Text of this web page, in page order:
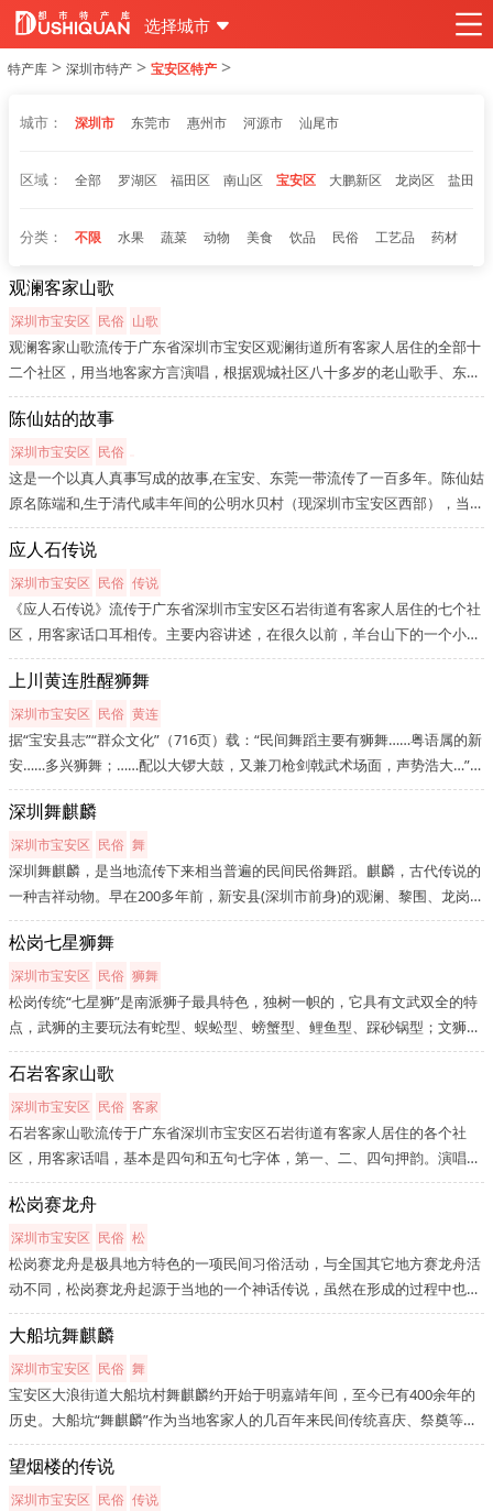
选择城市
特产库 > 深圳市特产 > 宝安区特产 >
城市： 深圳市 东莞市 惠州市 河源市 汕尾市
区域： 全部 罗湖区 福田区 南山区 宝安区 大鹏新区 龙岗区 盐田区
分类： 不限 水果 蔬菜 动物 美食 饮品 民俗 工艺品 药材
观澜客家山歌
深圳市宝安区 民俗 山歌
观澜客家山歌流传于广东省深圳市宝安区观澜街道所有客家人居住的全部十
二个社区，用当地客家方言演唱，根据观城社区八十多岁的老山歌手、东纵
老战士黄潜回忆前辈人黄四发及期上辈演唱山歌的历史，观澜客家山歌至少
有一百五十多年的历史。其基本格式为四句七言体和五句七言体。其中四...
陈仙姑的故事
深圳市宝安区 民俗
这是一个以真人真事写成的故事,在宝安、东莞一带流传了一百多年。陈仙姑
原名陈端和,生于清代咸丰年间的公明水贝村（现深圳市宝安区西部），当时
水贝村的大沘河（现茅洲河）河水泛滥，瘟疫盛行，当地群众处于水深火热
之中。陈端和年纪虽小，但看到当时惨况，立志要改变村民们长期受疾...
应人石传说
深圳市宝安区 民俗 传说
《应人石传说》流传于广东省深圳市宝安区石岩街道有客家人居住的七个社
区，用客家话口耳相传。主要内容讲述，在很久以前，羊台山下的一个小村
庄里住着一对勤劳、善良、相亲相爱的年轻夫妻，丈夫为了一家人的安宁生
活，-为贪婪的财主，冒险去常有毒蛇猛兽伤人的深山老林里寻找长生不老...
上川黄连胜醒狮舞
深圳市宝安区 民俗 黄连
据“宝安县志”“群众文化”（716页）载：“民间舞蹈主要有狮舞……粤语属的新
安……多兴狮舞；……配以大锣大鼓，又兼刀枪剑戟武术场面，声势浩大…”。
“上川黄连胜醒狮团”创始人黄连胜（原名黄胜华）1906年生于宝安区新安街
道上合村（见纪念照片），是个传奇式的爱国人士。少年学...
深圳舞麒麟
深圳市宝安区 民俗 舞
深圳舞麒麟，是当地流传下来相当普遍的民间民俗舞蹈。麒麟，古代传说的
一种吉祥动物。早在200多年前，新安县(深圳市前身)的观澜、黎围、龙岗等
客家地区，崇尚武术，风行舞麒麟。如果哪条客家围没有舞麒麟、不懂武术
的话，哪个村的青年就被看不起。每年除了固定春节期间在本村和前往深...
松岗七星狮舞
深圳市宝安区 民俗 狮舞
松岗传统“七星狮”是南派狮子最具特色，独树一帜的，它具有文武双全的特
点，武狮的主要玩法有蛇型、蜈蚣型、螃蟹型、鲤鱼型、踩砂锅型；文狮的
玩法有写书法型。这些玩法具有沿海岭南鲜活的特色，在去年6月参加深圳
市非物质文化遗产日表演中给人深刻的印象。目前的代表人物是文琰森，...
石岩客家山歌
深圳市宝安区 民俗 客家
石岩客家山歌流传于广东省深圳市宝安区石岩街道有客家人居住的各个社
区，用客家话唱，基本是四句和五句七字体，第一、二、四句押韵。演唱形
式多种多样，可以个人自唱也可以两人一唱一和，其中擂台斗歌是客家山歌
最精彩、最激烈、最吸引人的一种演唱形式。石岩客家山歌和所有客家地
区...
松岗赛龙舟
深圳市宝安区 民俗 松
松岗赛龙舟是极具地方特色的一项民间习俗活动，与全国其它地方赛龙舟活
动不同，松岗赛龙舟起源于当地的一个神话传说，虽然在形成的过程中也受
到端午节纪念屈原的影响，但它的发展兴盛却与本地文氏家族纪念民族英雄
文天祥有着密切的关系。文氏家族为松岗赛龙舟活动赋予了独特的后辈祭...
大船坑舞麒麟
深圳市宝安区 民俗 舞
宝安区大浪街道大船坑村舞麒麟约开始于明嘉靖年间，至今已有400余年的
历史。大船坑“舞麒麟”作为当地客家人的几百年来民间传统喜庆、祭奠等活
动，具有典型的民族性、民俗性和民间传承性，也有广泛的社会影响；该项
目较全面的、完整的继承了“麒麟舞”套路和表演技法，并一代代得以传...
望烟楼的传说
深圳市宝安区 民俗 传说